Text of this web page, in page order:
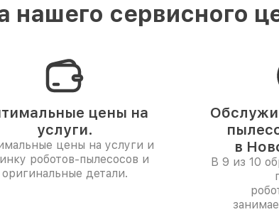
нашего сервисного
цены на
услуги.
цены на услуги и
роботов-пылесосов и
оригинальные детали.
в
В 9 из 10